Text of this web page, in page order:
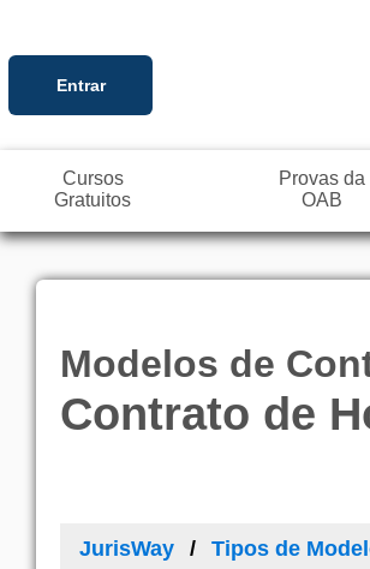
Entrar
Cursos
Gratuitos
Provas da
OAB
Modelos de
Contrato de
JurisWay Tipos de